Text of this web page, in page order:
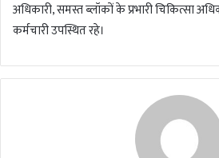
अधिकारी, समस्त ब्लॉकों के प्रभारी चिकित्सा
कर्मचारी उपस्थित रहे।